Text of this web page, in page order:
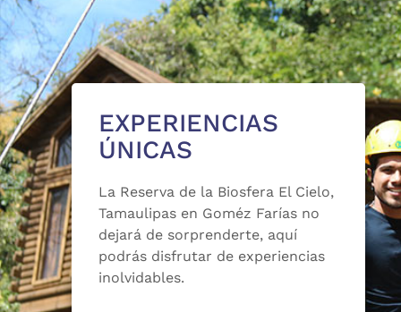
EXPERIENCIAS
ÚNICAS
La Reserva de la Biosfera El Cielo,
Tamaulipas en Goméz Farías no
dejará de sorprenderte, aquí
podrás disfrutar de experiencias
inolvidables.